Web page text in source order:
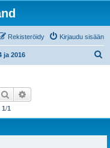
Kirjaudu sisään
Rekisteröidy
ja 2016
Etsi
1/1